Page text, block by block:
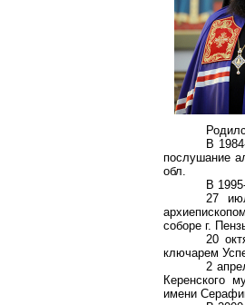
В
послушание
обл.
В
27
соборе г.
20
ключарем
2
Керенского
имени